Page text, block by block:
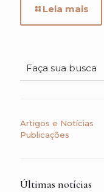
Leia mais
Artigos e Notícias
Publicações
Últimas notícias